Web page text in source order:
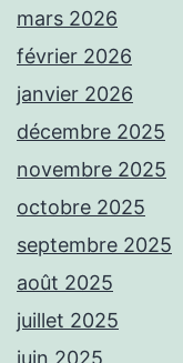
mars 2026
février 2026
janvier 2026
décembre 2025
novembre 2025
octobre 2025
septembre 2025
août 2025
juillet 2025
juin 2025